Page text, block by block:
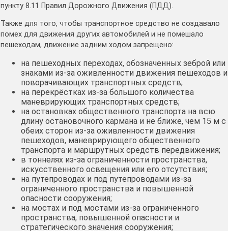
пункту 8.11 Правил Дорожного Движения (ПДД).
Также для того, чтобы транспортное средство не создавало
помех для движения других автомобилей и не помешало
пешеходам, движение задним ходом запрещено:
на пешеходных переходах, обозначенных зеброй или
знаками из-за оживленности движения пешеходов и
поворачивающих транспортных средств;
на перекрёстках из-за большого количества
маневрирующих транспортных средств;
на остановках общественного транспорта на всю
длину остановочного кармана и не ближе, чем 15 м с
обеих сторон из-за оживленности движения
пешеходов, маневрирующего общественного
транспорта и маршрутных средств передвижения;
в тоннелях из-за ограниченности пространства,
искусственного освещения или его отсутствия;
на путепроводах и под путепроводами из-за
ограниченного пространства и повышенной
опасности сооружения;
на мостах и под мостами из-за ограниченного
пространства, повышенной опасности и
стратегического значения сооружения;